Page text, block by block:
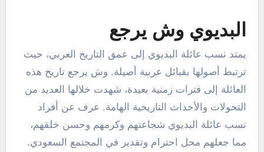
البديوي وش يرجع
يمتد نسب عائلة البديوي إلى عمق التاريخ العربي، حيث
ترتبط أصولها بقبائل عربية أصيلة. وش يرجع تاريخ هذه
العائلة إلى فترات زمنية بعيدة، شهدت خلالها العديد من
التحولات والأحداث التاريخية الهامة. عرف عن أفراد
نسب عائلة البديوي شجاعتهم وكرمهم وحسن خلقهم،
مما جعلهم محل احترام وتقدير في المجتمع السعودي.